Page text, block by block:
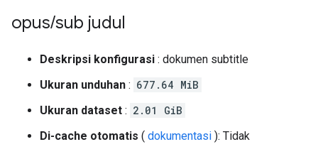
opus/sub judul
Deskripsi konfigurasi : dokumen subtitle
Ukuran unduhan : 677.64 MiB
Ukuran dataset : 2.01 GiB
Di-cache otomatis ( dokumentasi ): Tidak